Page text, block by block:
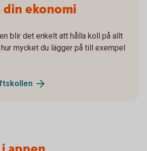
din ekonomi
blir det enkelt att hålla koll på allt
mycket du lägger på till exempel